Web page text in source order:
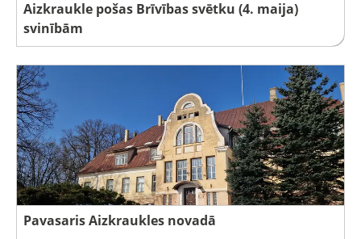
Aizkraukle pošas Brīvības svētku (4. maija)
svinībām
Pavasaris Aizkraukles novadā